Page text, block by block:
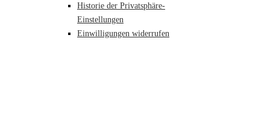
Historie der Privatsphäre-
Einstellungen
Einwilligungen widerrufen